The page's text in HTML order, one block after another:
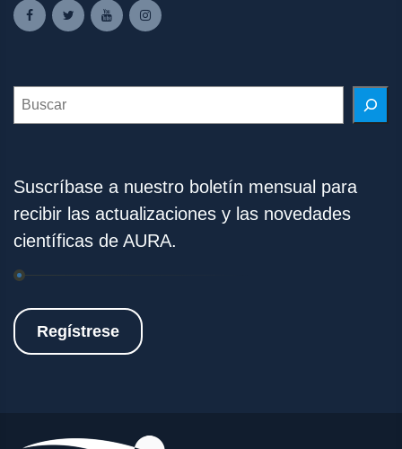
Search
Suscríbase a nuestro boletín mensual para
recibir las actualizaciones y las novedades
científicas de AURA.
Regístrese